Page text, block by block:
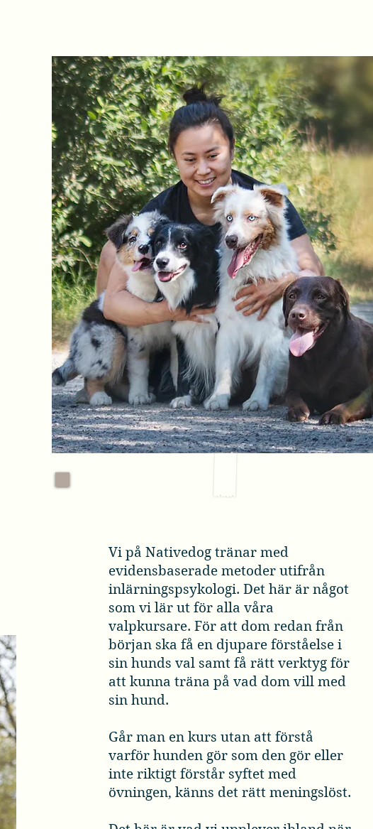
Vi på Nativedog tränar med
evidensbaserade metoder utifrån
inlärningspsykologi. Det här är något
som vi lär ut för alla våra
valpkursare. För att dom redan från
början ska få en djupare förståelse i
sin hunds val samt få rätt verktyg för
att kunna träna på vad dom vill med
sin hund.
Går man en kurs utan att förstå
varför hunden gör som den gör eller
inte riktigt förstår syftet med
övningen, känns det rätt meningslöst.